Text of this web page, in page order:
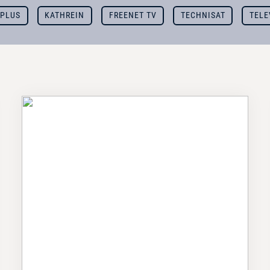
KATHREIN FREENET TV TECHNISAT